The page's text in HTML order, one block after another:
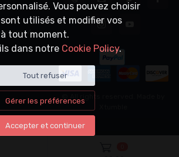
agréé
Vous pouvez choisir
utilisés et modifier vos
tout moment.
dans notre Cookie Policy.
Tout refuser
Gérer les préférences
Accepter et continuer